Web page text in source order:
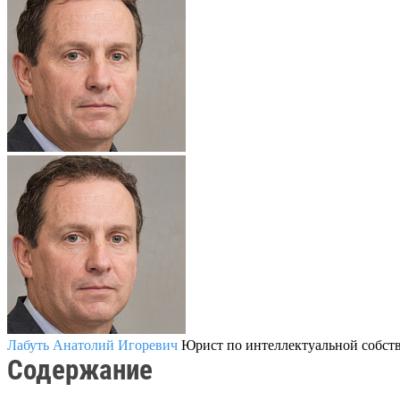
Лабуть Анатолий Игоревич Юрист по интеллектуальной
Содержание